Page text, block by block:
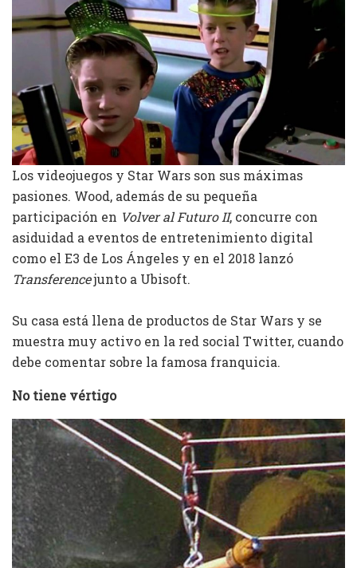
Los videojuegos y Star Wars son sus máximas
pasiones. Wood, además de su pequeña
participación en Volver al Futuro II, concurre con
asiduidad a eventos de entretenimiento digital
como el E3 de Los Ángeles y en el 2018 lanzó
Transferencejunto a Ubisoft.
Su casa está llena de productos de Star Wars y se
muestra muy activo en la red social Twitter, cuando
debe comentar sobre la famosa franquicia.
No tiene vértigo